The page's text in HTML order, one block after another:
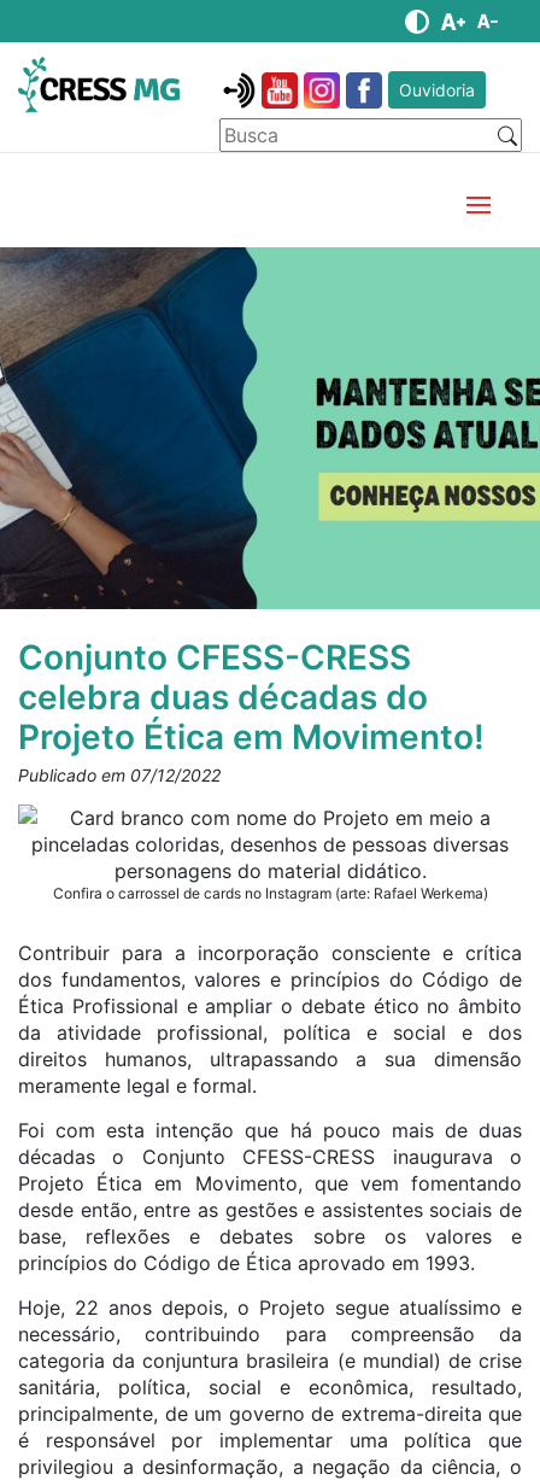
Ouvidoria
Conjunto CFESS-CRESS
celebra duas décadas do
Projeto Ética em Movimento!
Publicado em 07/12/2022
Confira o carrossel de cards no Instagram (arte: Rafael Werkema)
Contribuir para a incorporação consciente e crítica
dos fundamentos, valores e princípios do Código de
Ética Profissional e ampliar o debate ético no âmbito
da atividade profissional, política e social e dos
direitos humanos, ultrapassando a sua dimensão
meramente legal e formal.
Foi com esta intenção que há pouco mais de duas
décadas o Conjunto CFESS-CRESS inaugurava o
Projeto Ética em Movimento, que vem fomentando
desde então, entre as gestões e assistentes sociais de
base, reflexões e debates sobre os valores e
princípios do Código de Ética aprovado em 1993.
Hoje, 22 anos depois, o Projeto segue atualíssimo e
necessário, contribuindo para compreensão da
categoria da conjuntura brasileira (e mundial) de crise
sanitária, política, social e econômica, resultado,
principalmente, de um governo de extrema-direita que
é responsável por implementar uma política que
privilegiou a desinformação, a negação da ciência, o